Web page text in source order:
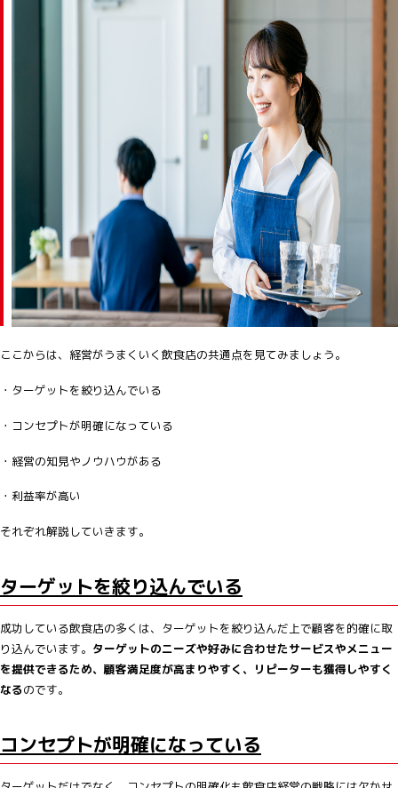
ここからは、経営がうまくいく飲食店の共通点を見てみましょう。
・ターゲットを絞り込んでいる
・コンセプトが明確になっている
・経営の知見やノウハウがある
・利益率が高い
それぞれ解説していきます。
ターゲットを絞り込んでいる
成功している飲食店の多くは、ターゲットを絞り込んだ上で顧客を的確に取
り込んでいます。 ターゲットのニーズや好みに合わせたサービスやメニュー
を提供できるため、顧客満足度が高まりやすく、リピーターも獲得しやすく
なるのです。
コンセプトが明確になっている